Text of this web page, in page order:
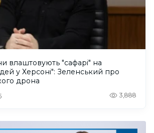
влаштовують "сафарі" на
у Херсоні": Зеленський про
дрона
3,888